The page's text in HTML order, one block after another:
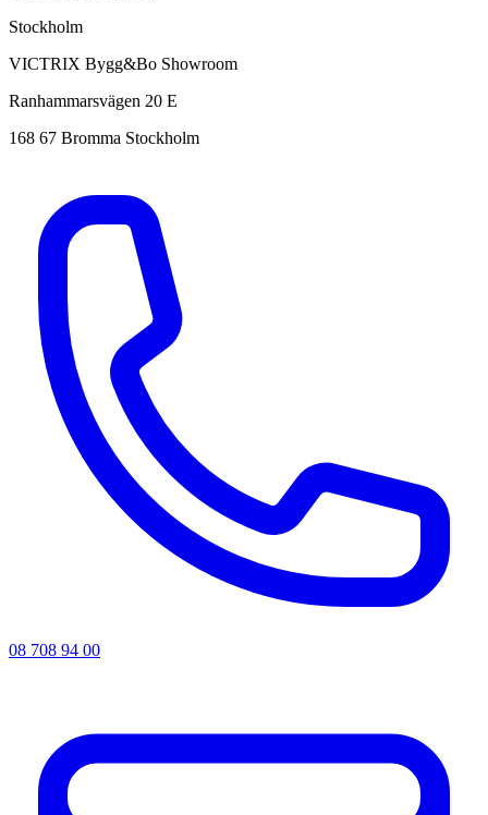
Stockholm
VICTRIX Bygg&Bo Showroom
Ranhammarsvägen 20 E
168 67 Bromma Stockholm
08 708 94 00